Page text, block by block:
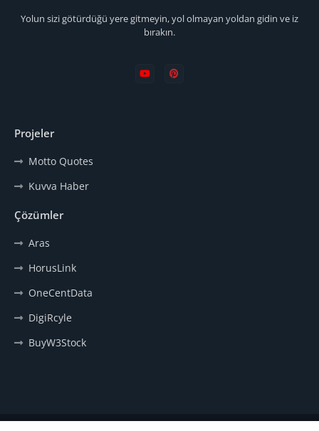
Yolun sizi götürdüğü yere gitmeyin, yol olmayan yoldan gidin ve iz
bırakın.
Projeler
Motto Quotes
Kuvva Haber
Çözümler
Aras
HorusLink
OneCentData
DigiRcyle
BuyW3Stock